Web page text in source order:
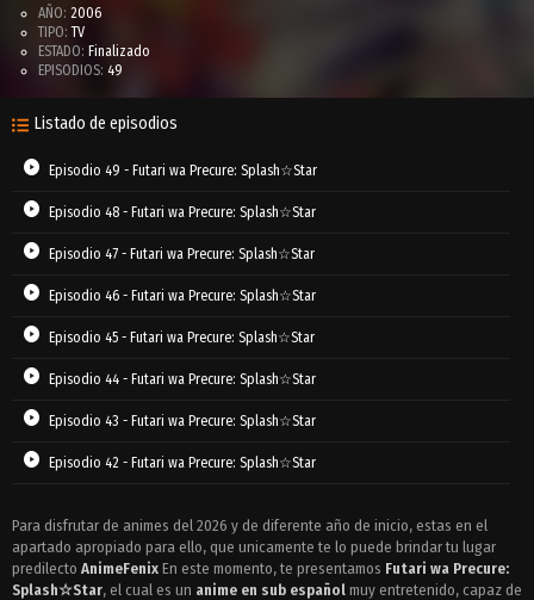
AÑO: 2006
TIPO: TV
ESTADO: Finalizado
EPISODIOS: 49
Listado de episodios
Episodio 49 - Futari wa Precure: Splash☆Star
Episodio 48 - Futari wa Precure: Splash☆Star
Episodio 47 - Futari wa Precure: Splash☆Star
Episodio 46 - Futari wa Precure: Splash☆Star
Episodio 45 - Futari wa Precure: Splash☆Star
Episodio 44 - Futari wa Precure: Splash☆Star
Episodio 43 - Futari wa Precure: Splash☆Star
Episodio 42 - Futari wa Precure: Splash☆Star
Episodio 40 - Futari wa Precure: Splash☆Star
Episodio 39 - Futari wa Precure: Splash☆Star
Para disfrutar de animes del 2026 y de diferente año de inicio, estas en el
apartado apropiado para ello, que unicamente te lo puede brindar tu lugar
predilecto AnimeFenix En este momento, te presentamos Futari wa Precure:
Splash☆Star, el cual es un anime en sub español muy entretenido, capaz de